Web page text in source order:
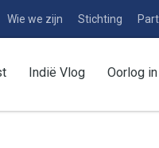
Wie we zijn Stichting
Indië Vlog Oorlog